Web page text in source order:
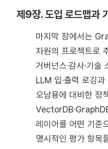
제9장. 도입 로드맵과
마지막 장에서는
차원의 프로젝트로
거버넌스·감사·기술
LLM 입·출력 로깅
오남용에 대비한 정
레이어를 어떤 기준
명시적인 평가 항목